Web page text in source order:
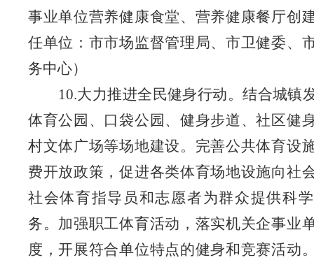
事业单位营养健康食堂、营养健康餐厅创
任单位：市市场监督管理局、市卫健委、
务中心）
10.大力推进全民健身行动。结合城镇
体育公园、口袋公园、健身步道、社区健
村文体广场等场地建设。完善公共体育设
费开放政策，促进各类体育场地设施向社
社会体育指导员和志愿者为群众提供科
务。加强职工体育活动，落实机关企事业
度，开展符合单位特点的健身和竞赛活动